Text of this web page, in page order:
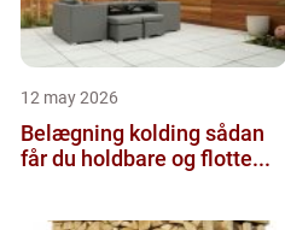
12 may 2026
Belægning kolding sådan
får du holdbare og flotte...